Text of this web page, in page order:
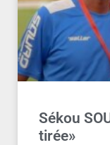
Sékou
tirée»